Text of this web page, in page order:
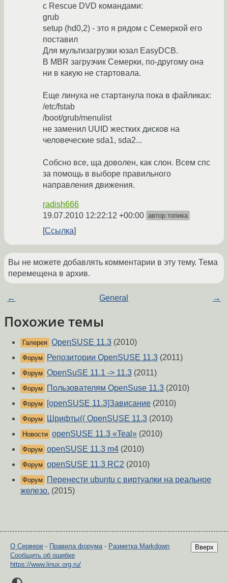
с Rescue DVD командами:
grub
setup (hd0,2) - это я рядом с Семеркой его
поставил
Для мультизагрузки юзал EasyDCB.
В MBR загрузчик Семерки, по-другому она
ни в какую не стартовала.
Еще линуха не стартанула пока в файликах:
/etc/fstab
/boot/grub/menulist
не заменил UUID жестких дисков на
человеческие sda1, sda2...
Собсно все, ща доволен, как слон. Всем спс
за помощь в выборе правильного
направления движения.
radish666
19.07.2010 12:22:12 +00:00 автор топика
Ссылка
Вы не можете добавлять комментарии в эту тему. Тема
перемещена в архив.
← General →
Похожие темы
Галерея OpenSUSE 11.3 (2010)
Форум Репозитории OpenSUSE 11.3 (2011)
Форум OpenSuSE 11.1 -> 11.3 (2011)
Форум Пользователям OpenSuse 11.3 (2010)
Форум [openSUSE 11.3]Зависание (2010)
Форум Шрифты(( OpenSUSE 11.3 (2010)
Новости openSUSE 11.3 «Teal» (2010)
Форум openSUSE 11.3 m4 (2010)
Форум openSUSE 11.3 RC2 (2010)
Форум
Перенести ubuntu с виртуалки на реальное
железо. (2015)
Вверх
О Сервере - Правила форума - Разметка Markdown
Сообщить об ошибке
https://www.linux.org.ru/